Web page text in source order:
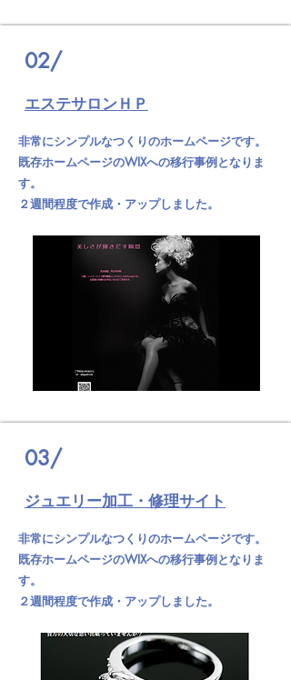
02/
エステサロンＨＰ
非常にシンプルなつくりのホームページです。
既存ホームページのWIXへの移行事例となりま
す。
２週間程度で作成・アップしました。
03/
ジュエリー加工・修理サイト
非常にシンプルなつくりのホームページです。
既存ホームページのWIXへの移行事例となりま
す。
２週間程度で作成・アップしました。